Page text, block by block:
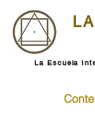
La Escuela